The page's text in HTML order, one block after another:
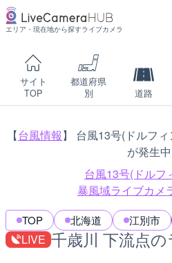
エリア・現在地から探すライブカメラ
サイト
TOP
都道府県
別
道路
【台風情報】 台風13号(ドルフ
が発生中
台風13号(ドルフ
暴風域ライブカメ
TOP 北海道 江別市
LIVE 千歳川 下流点